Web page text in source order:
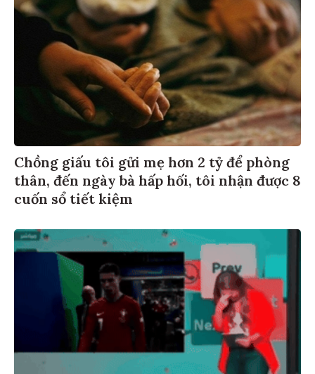
Chồng giấu tôi gửi mẹ hơn 2 tỷ để phòng
thân, đến ngày bà hấp hối, tôi nhận được 8
cuốn sổ tiết kiệm